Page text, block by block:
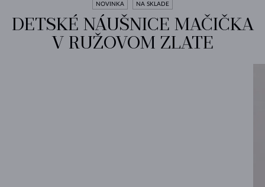
NOVINKA NA SKLADE
DETSKÉ NÁUŠNICE MAČIČKA
V RUŽOVOM ZLATE